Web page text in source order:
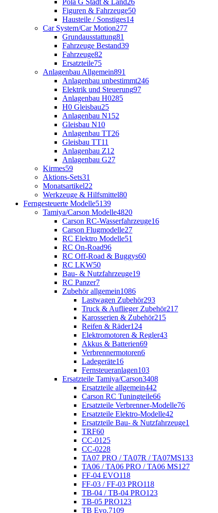
Figuren & Fahrzeuge50
Hausteile / Sonstiges14
Car System/Car Motion277
Grundausstattung81
Fahrzeuge Bestand39
Fahrzeuge82
Ersatzteile75
Anlagenbau Allgemein891
Anlagenbau unbestimmt246
Elektrik und Steuerung97
Anlagenbau H0285
H0 Gleisbau25
Anlagenbau N152
Gleisbau N10
Anlagenbau TT26
Gleisbau TT11
Anlagenbau Z12
Anlagenbau G27
Kirmes59
Aktions-Sets31
Monatsartikel22
Werkzeuge & Hilfsmittel80
Ferngesteuerte Modelle5139
Tamiya/Carson Modelle4820
Carson RC-Wasserfahrzeuge16
Carson Flugmodelle27
RC Elektro Modelle51
RC On-Road96
RC Off-Road & Buggys60
RC LKW50
Bau- & Nutzfahrzeuge19
RC Panzer7
Zubehör allgemein1086
Lastwagen Zubehör293
Truck & Auflieger Zubehör217
Karosserien & Zubehör215
Reifen & Räder124
Elektromotoren & Regler43
Akkus & Batterien69
Verbrennermotoren6
Ladegeräte16
Fernsteueranlagen103
Ersatzteile Tamiya/Carson3408
Ersatzteile allgemein442
Carson RC Tuningteile66
Ersatzteile Verbrenner-Modelle76
Ersatzteile Elektro-Modelle42
Ersatzteile Bau- & Nutzfahrzeuge1
TRF60
CC-01 25
CC-0228
TA07 PRO / TA07R / TA07MS133
TA06 / TA06 PRO / TA06 MS127
FF-04 EVO118
FF-03 / FF-03 PRO118
TB-04 / TB-04 PRO123
TB-05 PRO123
TB Evo.7109